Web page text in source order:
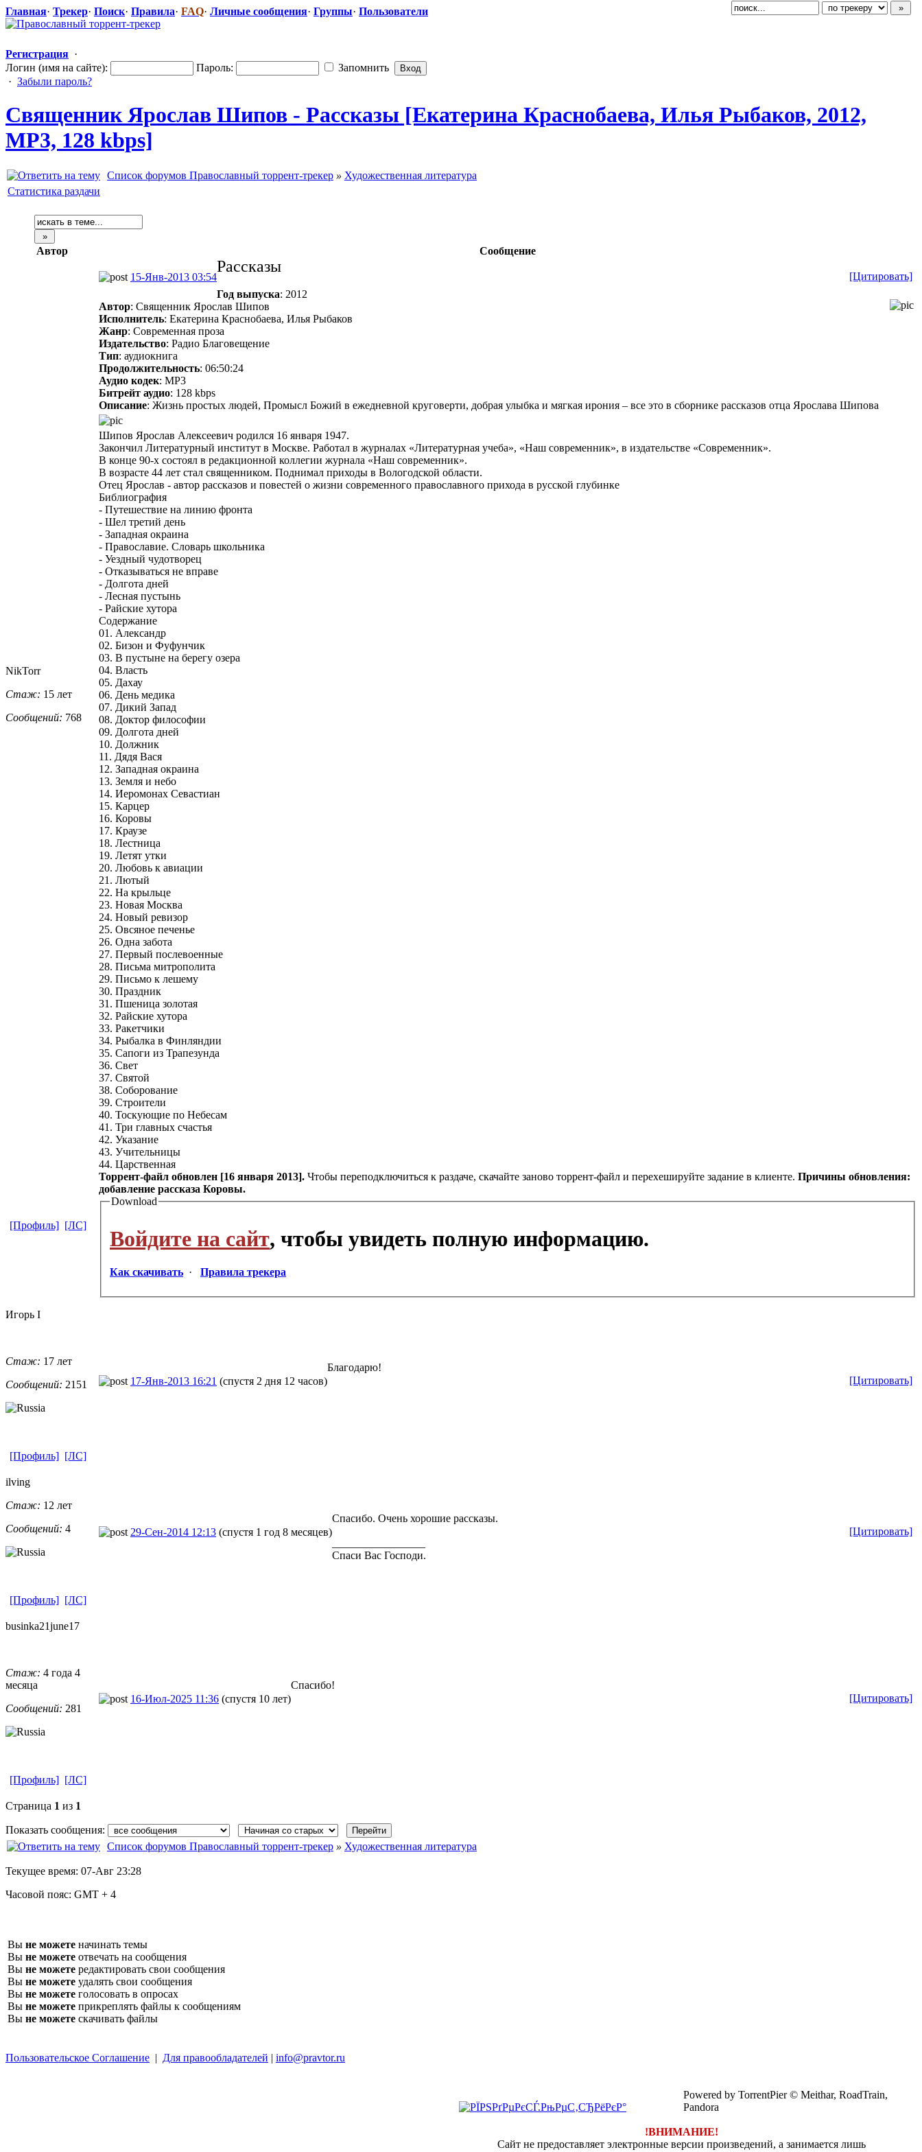
Главная· Трекер· Поиск· Правила· FAQ· Личные сообщения· Группы· Пользователи
Регистрация ·
Логин (имя на сайте):
Пароль:
Запомнить
· Забыли пароль?
Священник Ярослав Шипов - Рассказы [Екатерина Краснобаева, ​ Илья Рыбаков, 2012,
MP3, 128 kbps]
Список форумов Православный торрент-трекер » Художественная литература
Статистика раздачи
Автор Сообщение
NikTorr
Стаж: 15 лет
Сообщений: 768
15-Янв-2013 03:54 [Цитировать]
Рассказы
Год выпуска: 2012
Автор: Священник Ярослав Шипов
Исполнитель: Екатерина Краснобаева, Илья Рыбаков
Жанр: Современная проза
Издательство: Радио Благовещение
Тип: аудиокнига
Продолжительность: 06:50:24
Аудио кодек: MP3
Битрейт аудио: 128 kbps
Описание: Жизнь простых людей, Промысл Божий в ежедневной круговерти, добрая улыбка и мягкая ирония – все это в сборнике рассказов отца Ярослава Шипова
Шипов Ярослав Алексеевич родился 16 января 1947.
Закончил Литературный институт в Москве. Работал в журналах «Литературная учеба», «Наш современник», в издательстве «Современник».
В конце 90-х состоял в редакционной коллегии журнала «Наш современник».
В возрасте 44 лет стал священником. Поднимал приходы в Вологодской области.
Отец Ярослав - автор рассказов и повестей о жизни современного православного прихода в русской глубинке
Библиография
- Путешествие на линию фронта
- Шел третий день
- Западная окраина
- Православие. Словарь школьника
- Уездный чудотворец
- Отказываться не вправе
- Долгота дней
- Лесная пустынь
- Райские хутора
Содержание
01. Александр
02. Бизон и Фуфунчик
03. В пустыне на берегу озера
04. Власть
05. Дахау
06. День медика
07. Дикий Запад
08. Доктор философии
09. Долгота дней
10. Должник
11. Дядя Вася
12. Западная окраина
13. Земля и небо
14. Иеромонах Севастиан
15. Карцер
16. Коровы
17. Краузе
18. Лестница
19. Летят утки
20. Любовь к авиации
21. Лютый
22. На крыльце
23. Новая Москва
24. Новый ревизор
25. Овсяное печенье
26. Одна забота
27. Первый послевоенные
28. Письма митрополита
29. Письмо к лешему
30. Праздник
31. Пшеница золотая
32. Райские хутора
33. Ракетчики
34. Рыбалка в Финляндии
35. Сапоги из Трапезунда
36. Свет
37. Святой
38. Соборование
39. Строители
40. Тоскующие по Небесам
41. Три главных счастья
42. Указание
43. Учительницы
44. Царственная
Торрент-файл обновлен [16 января 2013]. Чтобы переподключиться к раздаче, скачайте заново торрент-файл и перехешируйте задание в клиенте. Причины обновления:
добавление рассказа Коровы.
Download
Войдите на сайт, чтобы увидеть полную информацию.
Как скачивать · Правила трекера
[Профиль] [ЛС]
Игорь I
Стаж: 17 лет
Сообщений: 2151 17-Янв-2013 16:21 (спустя 2 дня 12 часов) [Цитировать]
Благодарю!
[Профиль] [ЛС]
ilving
Стаж: 12 лет
Сообщений: 4 29-Сен-2014 12:13 (спустя 1 год 8 месяцев) [Цитировать]
Спасибо. Очень хорошие рассказы.
Спаси Вас Господи.
[Профиль] [ЛС]
businka21jun​e17
Стаж: 4 года 4
месяца
Сообщений: 281
16-Июл-2025 11:36 (спустя 10 лет) [Цитировать]
Спасибо!
[Профиль] [ЛС]
Страница 1 из 1
Показать сообщения:
Список форумов Православный торрент-трекер » Художественная литература
Текущее время: 07-Авг 23:28
Часовой пояс: GMT + 4
Вы не можете начинать темы
Вы не можете отвечать на сообщения
Вы не можете редактировать свои сообщения
Вы не можете удалять свои сообщения
Вы не можете голосовать в опросах
Вы не можете прикреплять файлы к сообщениям
Вы не можете скачивать файлы
Пользовательское Соглашение | Для правообладателей | info@pravtor.ru
Powered by TorrentPier © Meithar, RoadTrain,
Pandora
!ВНИМАНИЕ!
Сайт не предоставляет электронные версии произведений, а занимается лишь